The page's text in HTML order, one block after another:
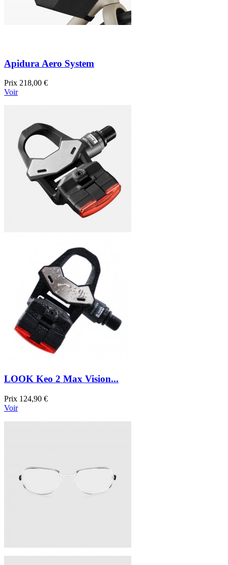
Apidura Aero System
Prix 218,00 €
Voir
LOOK Keo 2 Max Vision...
Prix 124,90 €
Voir